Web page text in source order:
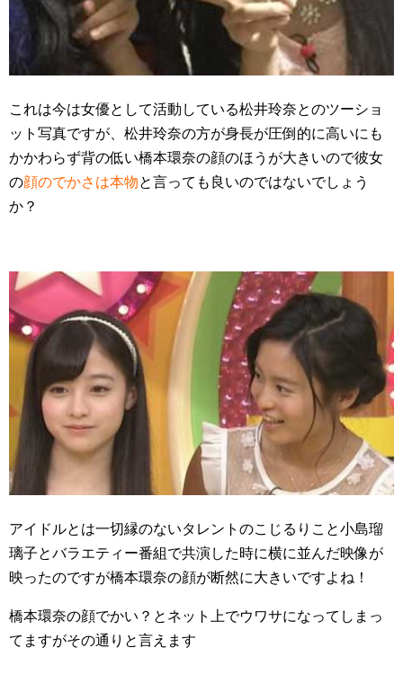
これは今は女優として活動している松井玲奈とのツーショ
ット写真ですが、松井玲奈の方が身長が圧倒的に高いにも
かかわらず背の低い橋本環奈の顔のほうが大きいので彼女
の顔のでかさは本物と言っても良いのではないでしょう
か？
アイドルとは一切縁のないタレントのこじるりこと小島瑠
璃子とバラエティー番組で共演した時に横に並んだ映像が
映ったのですが橋本環奈の顔が断然に大きいですよね！
橋本環奈の顔でかい？とネット上でウワサになってしまっ
てますがその通りと言えます